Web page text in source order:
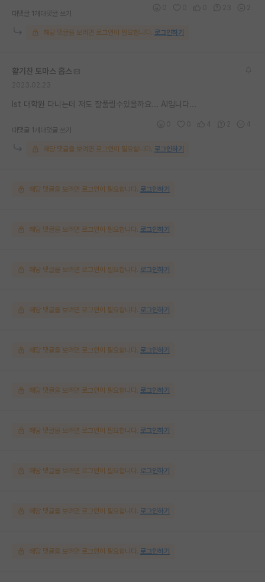
대댓글 1개 대댓글 쓰기
해당 댓글을 보려면 로그인이 필요합니다. 로그인하기
활기찬 토마스 홉스
Ist 대학원 다니는데 저도 잘풀릴수있을까요... AI입니다...
대댓글 1개 대댓글 쓰기
해당 댓글을 보려면 로그인이 필요합니다. 로그인하기
해당 댓글을 보려면 로그인이 필요합니다. 로그인하기
해당 댓글을 보려면 로그인이 필요합니다. 로그인하기
해당 댓글을 보려면 로그인이 필요합니다. 로그인하기
해당 댓글을 보려면 로그인이 필요합니다. 로그인하기
해당 댓글을 보려면 로그인이 필요합니다. 로그인하기
해당 댓글을 보려면 로그인이 필요합니다. 로그인하기
해당 댓글을 보려면 로그인이 필요합니다. 로그인하기
해당 댓글을 보려면 로그인이 필요합니다. 로그인하기
해당 댓글을 보려면 로그인이 필요합니다. 로그인하기
해당 댓글을 보려면 로그인이 필요합니다. 로그인하기